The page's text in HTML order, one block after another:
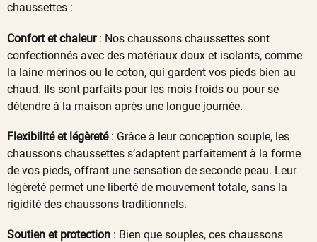
chaussettes :
Confort et chaleur: Nos chaussons chaussettes sont
confectionnés avec des matériaux doux et isolants, comme
la laine mérinos ou le coton, qui gardent vos pieds bien au
chaud. Ils sont parfaits pour les mois froids ou pour se
détendre à la maison après une longue journée.
Flexibilité et légèreté: Grâce à leur conception souple, les
chaussons chaussettes s’adaptent parfaitement à la forme
de vos pieds, offrant une sensation de seconde peau. Leur
légèreté permet une liberté de mouvement totale, sans la
rigidité des chaussons traditionnels.
Soutien et protection : Bien que souples, ces chaussons